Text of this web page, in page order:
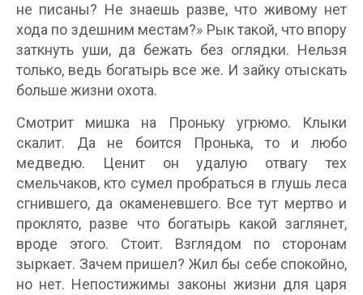
не писаны? Не знаешь разве, что живому нет
хода по здешним местам?» Рык такой, что впору
заткнуть уши, да бежать без оглядки. Нельзя
только, ведь богатырь все же. И зайку отыскать
больше жизни охота.
Смотрит мишка на Проньку угрюмо. Клыки
скалит. Да не боится Пронька, то и любо
медведю. Ценит он удалую отвагу тех
смельчаков, кто сумел пробраться в глушь леса
сгнившего, да окаменевшего. Все тут мертво и
проклято, разве что богатырь какой заглянет,
вроде этого. Стоит. Взглядом по сторонам
зыркает. Зачем пришел? Жил бы себе спокойно,
но нет. Непостижимы законы жизни для царя